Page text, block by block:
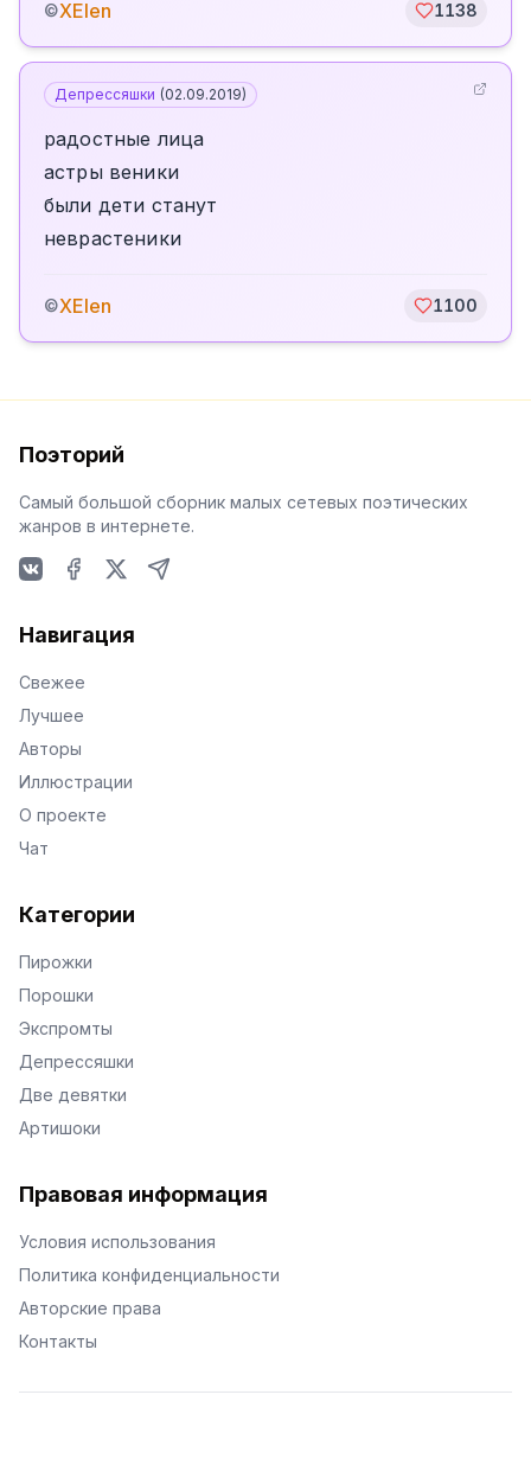
©XElen 1138
Депрессяшки (02.09.2019)
радостные лица
астры веники
были дети станут
неврастеники
©XElen 1100
Поэторий
Самый большой сборник малых сетевых поэтических
жанров в интернете.
Навигация
Свежее
Лучшее
Авторы
Иллюстрации
О проекте
Чат
Категории
Пирожки
Порошки
Экспромты
Депрессяшки
Две девятки
Артишоки
Правовая информация
Условия использования
Политика конфиденциальности
Авторские права
Контакты